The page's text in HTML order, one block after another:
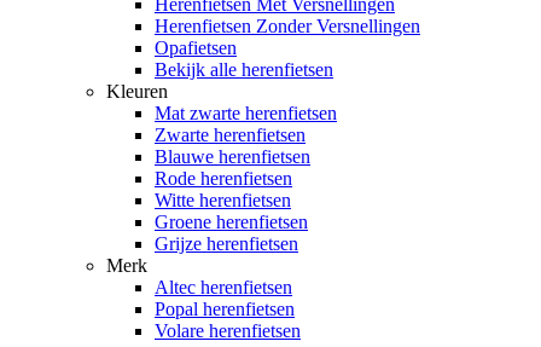
Herenfietsen Met Versnellingen
Herenfietsen Zonder Versnellingen
Opafietsen
Bekijk alle herenfietsen
Kleuren
Mat zwarte herenfietsen
Zwarte herenfietsen
Blauwe herenfietsen
Rode herenfietsen
Witte herenfietsen
Groene herenfietsen
Grijze herenfietsen
Merk
Altec herenfietsen
Popal herenfietsen
Volare herenfietsen